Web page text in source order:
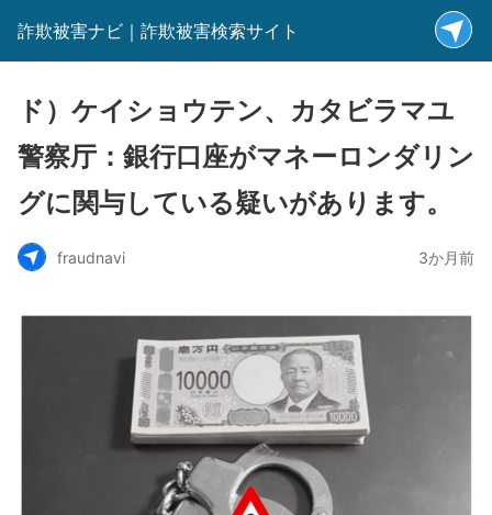
詐欺被害ナビ｜詐欺被害検索サイト
ド）ケイショウテン、カタビラマユ
警察厅：銀行口座がマネーロンダリン
グに関与している疑いがあります。
fraudnavi 3か月前